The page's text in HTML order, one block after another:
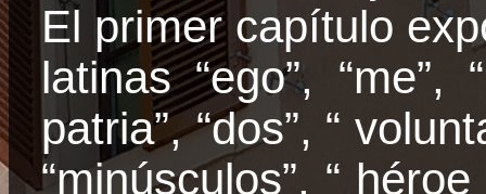
El primer capítulo
latinas “ego”, “me”,
patria”, “dos”, “
“minúsculos”, “